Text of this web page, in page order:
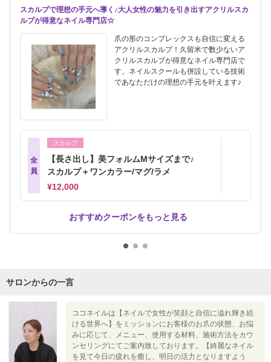
スカルプで理想の手元へ導く♪大人女性の魅力を引き出すアクリルスカ
ルプが得意なネイル専門店☆
爪の形のコンプレックスも自信に変える
アクリルスカルプ！久留米で数少ないア
クリルスカルプが得意なネイル専門店で
す。ネイルスクールも併設している技術
であなただけの理想の手元を叶えます♪
全
員
スカルプ
【長さ出し】美フォルムMサイズまで♪
スカルプ＋ワンカラー/マグ/ラメ
¥12,000
おすすめクーポンをもっと見る
サロンからの一言
ココネイルは【ネイルで女性が笑顔と自信に溢れ輝き続
ける世界へ】をミッションにお客様のお爪の状態、お悩
みに応じて、メニュー、使用する材料、施術方法をカウ
ンセリングにてご案内致しております。【綺麗なネイル
を見て今日の疲れを癒し、明日の活力となりますよう